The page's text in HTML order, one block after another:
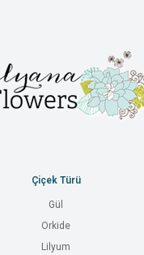
Çiçek Türü
Gül
Orkide
Lilyum